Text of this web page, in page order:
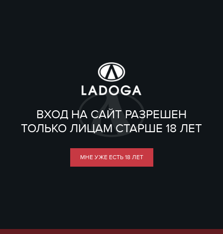
ВХОД НА САЙТ РАЗРЕШЕН
ТОЛЬКО ЛИЦАМ СТАРШЕ 18 ЛЕТ
МНЕ УЖЕ ЕСТЬ 18 ЛЕТ